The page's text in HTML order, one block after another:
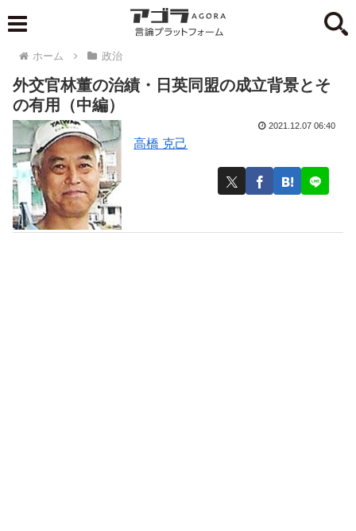
ホーム 政治
外交官林董の治績・日英同盟の成立背景とそ
の有用（中編）
高橋 克己
2021.12.07 06:40